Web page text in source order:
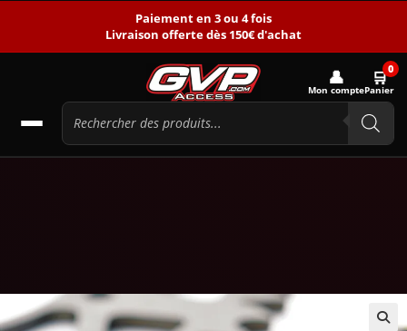
Paiement en 3 ou 4 fois
Livraison offerte dès 150€ d'achat
👤
Mon compte
🛒0
Panier